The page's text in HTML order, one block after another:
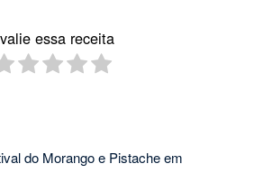
essa receita
do Morango e Pistache em